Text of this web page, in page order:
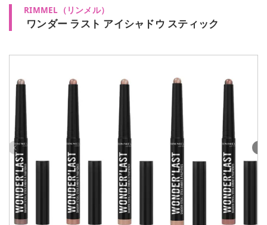
RIMMEL （ リンメル）
ワンダー ラスト アイシャドウ スティック